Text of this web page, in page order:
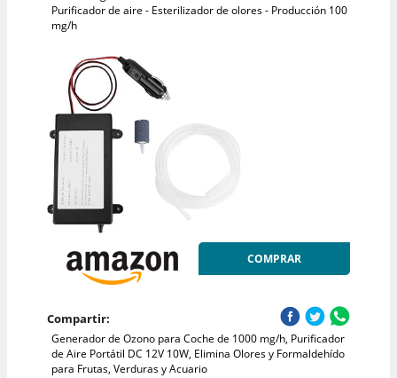
Purificador de aire - Esterilizador de olores - Producción 100
mg/h
COMPRAR
Compartir:
Generador de Ozono para Coche de 1000 mg/h, Purificador
de Aire Portátil DC 12V 10W, Elimina Olores y Formaldehído
para Frutas, Verduras y Acuario